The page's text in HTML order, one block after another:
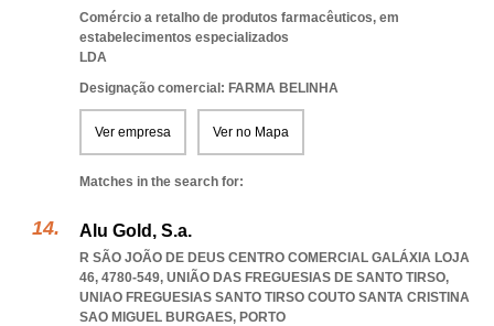
Comércio a retalho de produtos farmacêuticos, em
estabelecimentos especializados
LDA
Designação comercial: FARMA BELINHA
Ver empresa Ver no Mapa
Matches in the search for:
Alu Gold, S.a.
R SÃO JOÃO DE DEUS CENTRO COMERCIAL GALÁXIA LOJA
46, 4780-549, UNIÃO DAS FREGUESIAS DE SANTO TIRSO,
UNIAO FREGUESIAS SANTO TIRSO COUTO SANTA CRISTINA
SAO MIGUEL BURGAES, PORTO